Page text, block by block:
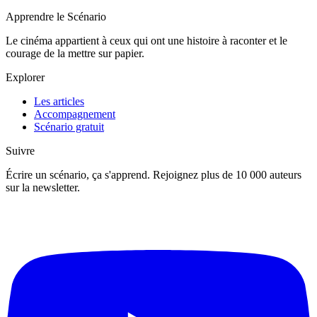
Apprendre le Scénario
Le cinéma appartient à ceux qui ont une histoire à raconter et le
courage de la mettre sur papier.
Explorer
Les articles
Accompagnement
Scénario gratuit
Suivre
Écrire un scénario, ça s'apprend. Rejoignez plus de 10 000 auteurs
sur la newsletter.